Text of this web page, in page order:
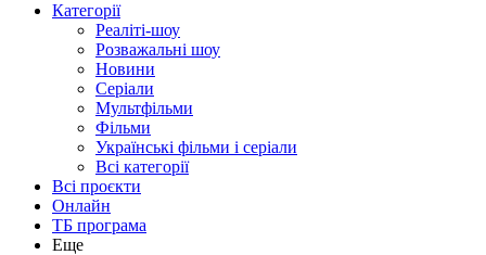
Категорії
Реаліті-шоу
Розважальні шоу
Новини
Серіали
Мультфільми
Фільми
Українські фільми і серіали
Всі категорії
Всі проєкти
Онлайн
ТБ програма
Еще